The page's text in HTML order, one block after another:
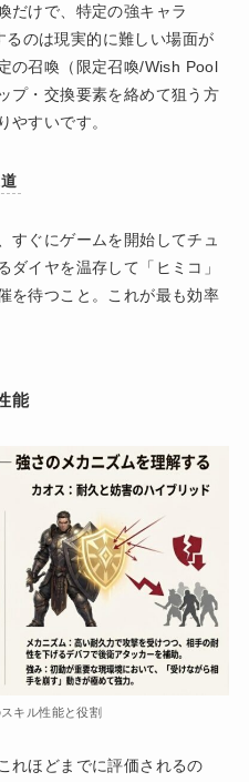
だけで、特定の強キャラ
るのは現実的に難しい場面が
の召喚（限定召喚/Wish Pool
プ・交換要素を絡めて狙う方
やすいです。
すぐにゲームを開始してチュ
ダイヤを温存して「ヒミコ」
を待つこと。これが最も効率
能
キル性能と役割
れほどまでに評価されるの